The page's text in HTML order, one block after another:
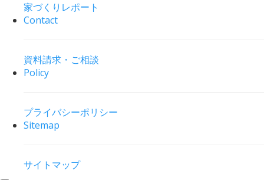
家づくりレポート
Contact
資料請求・ご相談
Policy
プライバシーポリシー
Sitemap
サイトマップ